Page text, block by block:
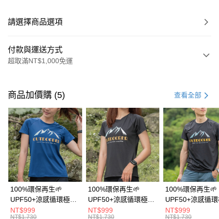
請選擇商品選項
付款與運送方式
超取滿NT$1,000免運
信用卡一次付款
信用卡分期付款
3 期 0 利率 每期NT$576 21家銀行
合作金庫商業銀行
第一商業銀行
華南商業銀行
彰化商業銀行
上海商業儲蓄銀行
台北富邦商業銀行
國泰世華商業銀行
兆豐國際商業銀行
臺灣中小企業銀行
台中商業銀行
匯豐（台灣）商業銀行
華泰商業銀行
聯邦商業銀行
遠東國際商業銀行
元大商業銀行
6 期 0 利率 每期NT$288 21家銀行
合作金庫商業銀行
第一商業銀行
華南商業銀行
彰化商業銀行
上海商業儲蓄銀行
台北富邦商業銀行
國泰世華商業銀行
兆豐國際商業銀行
臺灣中小企業銀行
台中商業銀行
匯豐（台灣）商業銀行
12 期 0 利率 每期NT$144 21家銀行
合作金庫商業銀行
第一商業銀行
華南商業銀行
彰化商業銀行
上海商業儲蓄銀行
台北富邦商業銀行
國泰世華商業銀行
兆豐國際商業銀行
臺灣中小企業銀行
24 期 0 利率 每期NT$72 20家銀行
合作金庫商業銀行
第一商業銀行
華南商業銀行
彰化商業銀行
上海商業儲蓄銀行
兆豐國際商業銀行
超商取貨付款
LINE Pay
商品加價購 (5) 查看全部
100%環保再生🌱
UPF50+涼感循環極風
衣【山岳線條款】
NT$999
NT$1,730
100%環保再生🌱
UPF50+涼感循環極風
衣【山岳線條款】
NT$999
NT$1,730
100%環保再生🌱
UPF50+涼感循
衣【山岳線條款
NT$999
NT$1,730